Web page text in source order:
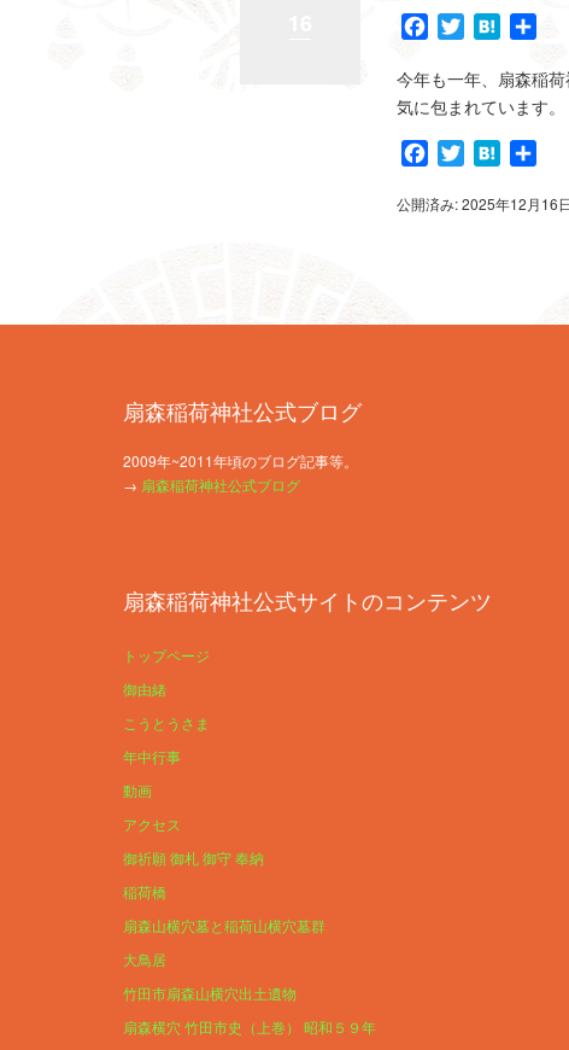
FacebookTwitterHatena
今年も一年、扇森稲
気に包まれています
FacebookTwitterHatena
公開済み: 2025年12月16日
扇森稲荷神社公式ブログ
2009年~2011年頃のブログ記事等。
→ 扇森稲荷神社公式ブログ
扇森稲荷神社公式サイトのコンテンツ
トップページ
御由緒
こうとうさま
年中行事
動画
アクセス
御祈願 御札 御守 奉納
稲荷橋
扇森山横穴墓と稲荷山横穴墓群
大鳥居
竹田市扇森山横穴出土遺物
扇森横穴 竹田市史（上巻） 昭和５９年